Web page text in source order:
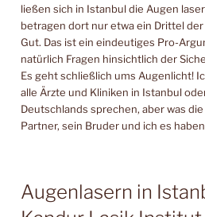
ließen sich in Istanbul die Augen
betragen dort nur etwa ein Drittel
Gut. Das ist ein eindeutiges Pro-
natürlich Fragen hinsichtlich der
Es geht schließlich ums Augenlicht!
alle Ärzte und Kliniken in Istanbul
Deutschlands sprechen, aber was
Partner, sein Bruder und ich es
Augenlasern in